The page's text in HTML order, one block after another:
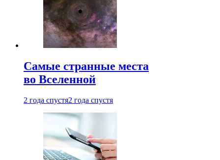
Самые странные места
во Вселенной
2 года спустя2 года спустя